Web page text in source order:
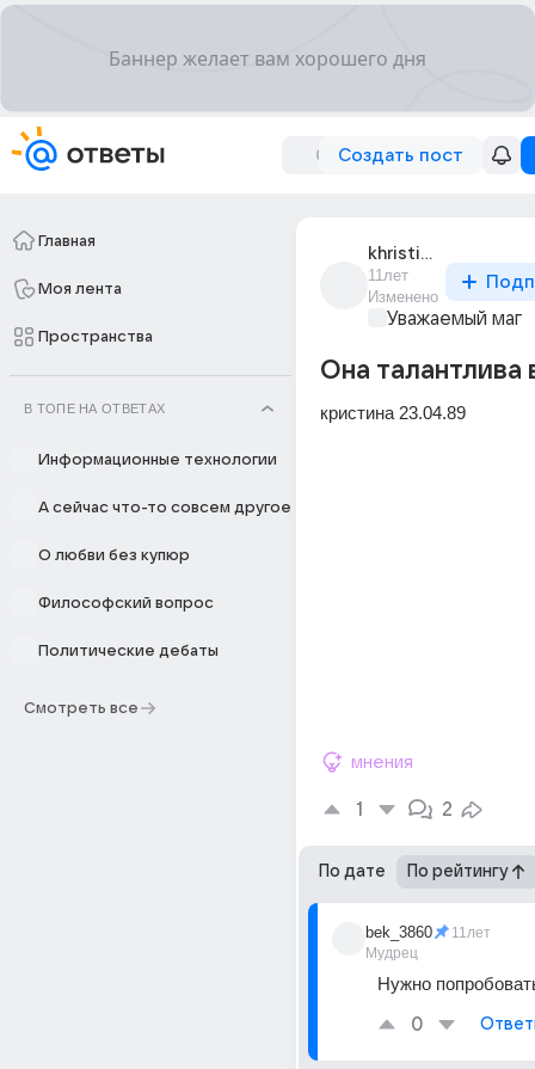
Создать пост
Главная
Моя лента
Пространства
В ТОПЕ НА ОТВЕТАХ
Информационные технологии
А сейчас что-то совсем другое
О любви без купюр
Философский вопрос
Политические дебаты
Смотреть все
khristina_chugai_1
11лет
Изменено
Уважаемый маг
Она талантлива
кристина 23.04.89
мнения
1 2
По дате По рейтингу
bek_3860
Мудрец
11лет
Нужно
0